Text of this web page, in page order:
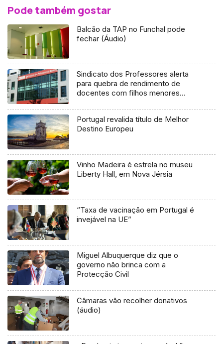
Pode também gostar
Balcão da TAP no Funchal pode
fechar (Áudio)
Sindicato dos Professores alerta
para quebra de rendimento de
docentes com filhos menores
Portugal revalida título de Melhor
Destino Europeu
Vinho Madeira é estrela no museu
Liberty Hall, em Nova Jérsia
“Taxa de vacinação em Portugal é
invejável na UE”
Miguel Albuquerque diz que o
governo não brinca com a
Protecção Civil
Câmaras vão recolher donativos
(áudio)